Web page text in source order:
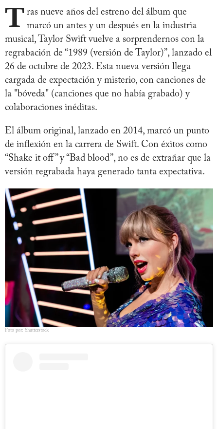
T ras nueve años del estreno del álbum que
marcó un antes y un después en la industria
musical, Taylor Swift vuelve a sorprendernos con la
regrabación de “1989 (versión de Taylor)”, lanzado el
26 de octubre de 2023. Esta nueva versión llega
cargada de expectación y misterio, con canciones de
la "bóveda" (canciones que no había grabado) y
colaboraciones inéditas.
El álbum original, lanzado en 2014, marcó un punto
de inflexión en la carrera de Swift. Con éxitos como
“Shake it off” y “Bad blood”, no es de extrañar que la
versión regrabada haya generado tanta expectativa.
Foto por: Shutterstock